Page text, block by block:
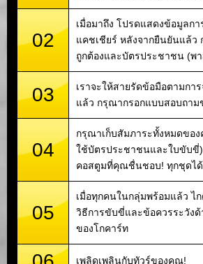
02
เมื่อมาถึง โปรดแสดงข้อมูลกา
แคชเชียร์ หลังจากยืนยันแล้
ถูกต้องและบัตรประชาชน (พ
03
เราจะให้สายรัดข้อมือตามกา
แล้ว กรุณากรอกแบบสอบถาม
04
กรุณาเก็บสัมภาระทั้งหมดขอ
ใช้บัตรประชาชนและใบขับขี่
คอสตูมที่คุณชื่นชอบ! ทุกชุดได้
05
เมื่อทุกคนในกลุ่มพร้อมแล้ว ไ
วิธีการขับขี่และข้อควรระวัง
ของโกคาร์ท
เพลิดเพลินกับทัวร์ของคุณ!